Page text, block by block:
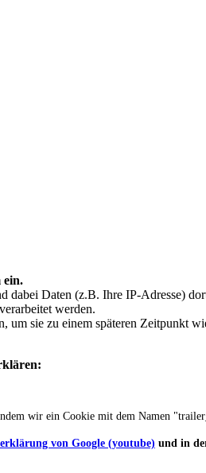
ein.
dabei Daten (z.B. Ihre IP-Adresse)
werden.
sie zu einem späteren Zeitpunkt
wir ein Cookie mit dem Namen
von Google (youtube) und in